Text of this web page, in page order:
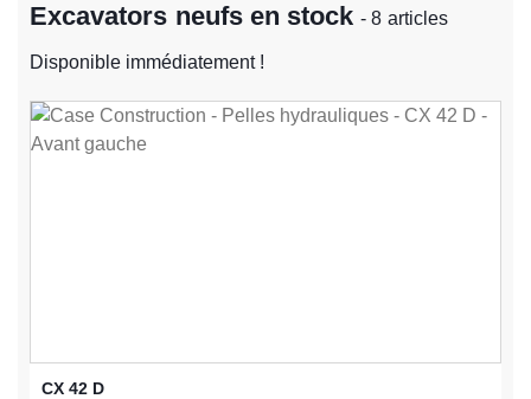
Excavators neufs en stock- 8 articles
Disponible immédiatement !
CX 42 D